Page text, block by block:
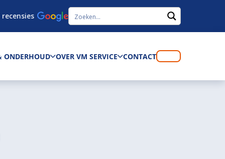
recensies
ONDERHOUD OVER VM SERVICE CONTACT